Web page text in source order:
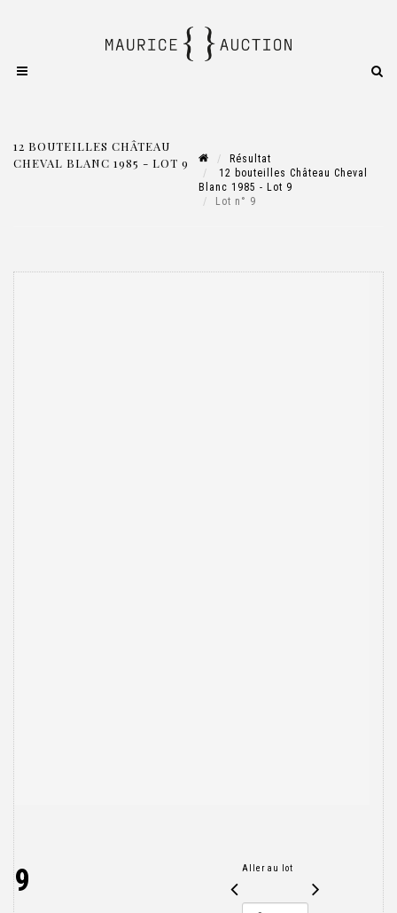
12 BOUTEILLES CHÂTEAU
CHEVAL BLANC 1985 - LOT 9
Résultat
12 bouteilles Château Cheval
Blanc 1985 - Lot 9
Lot n° 9
9 Aller au lot